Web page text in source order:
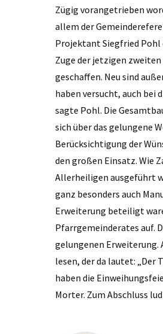
Zügig vorangetrieben
allem der
Projektant Siegfried Pohl
Zuge der jetzigen
geschaffen. Neu sind
haben versucht, auch bei
sagte Pohl. Die
sich über das gelungene
Berücksichtigung der
den großen Einsatz. Wie
Allerheiligen ausgeführt
ganz besonders auch
Erweiterung beteiligt
Pfarrgemeinderates auf.
gelungenen Erweiterung.
lesen, der da lautet: „Der
haben die
Morter. Zum Abschluss